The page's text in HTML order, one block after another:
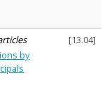
[13.04]
by